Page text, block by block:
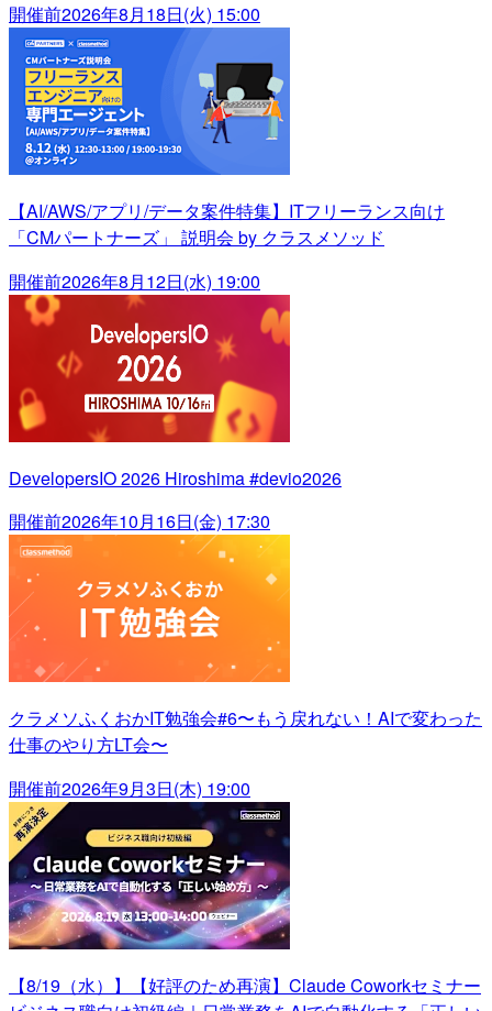
開催前2026年8月18日(火) 15:00
【AI/AWS/アプリ/データ案件特集】ITフリーランス向け
「CMパートナーズ」 説明会 by クラスメソッド
開催前2026年8月12日(水) 19:00
DevelopersIO 2026 Hiroshima #devio2026
開催前2026年10月16日(金) 17:30
クラメソふくおかIT勉強会#6〜もう戻れない！AIで変わった
仕事のやり方LT会〜
開催前2026年9月3日(木) 19:00
【8/19（水）】【好評のため再演】Claude Coworkセミナー